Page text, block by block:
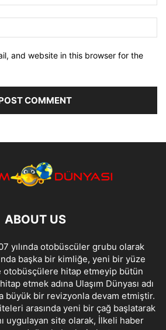
and website in this browser for the
ABOUT US
yılında otobüscüler grubu olarak
başka bir kimliğe, yeni bir yüze
otobüsçülere hitap etmeyip bütün
etmek adına Ulaşım Dünyası adı
büyük bir revizyonla devam etmiştir.
arasında yeni bir çağ başlatarak
uygulayan site olarak, İlkeli haber